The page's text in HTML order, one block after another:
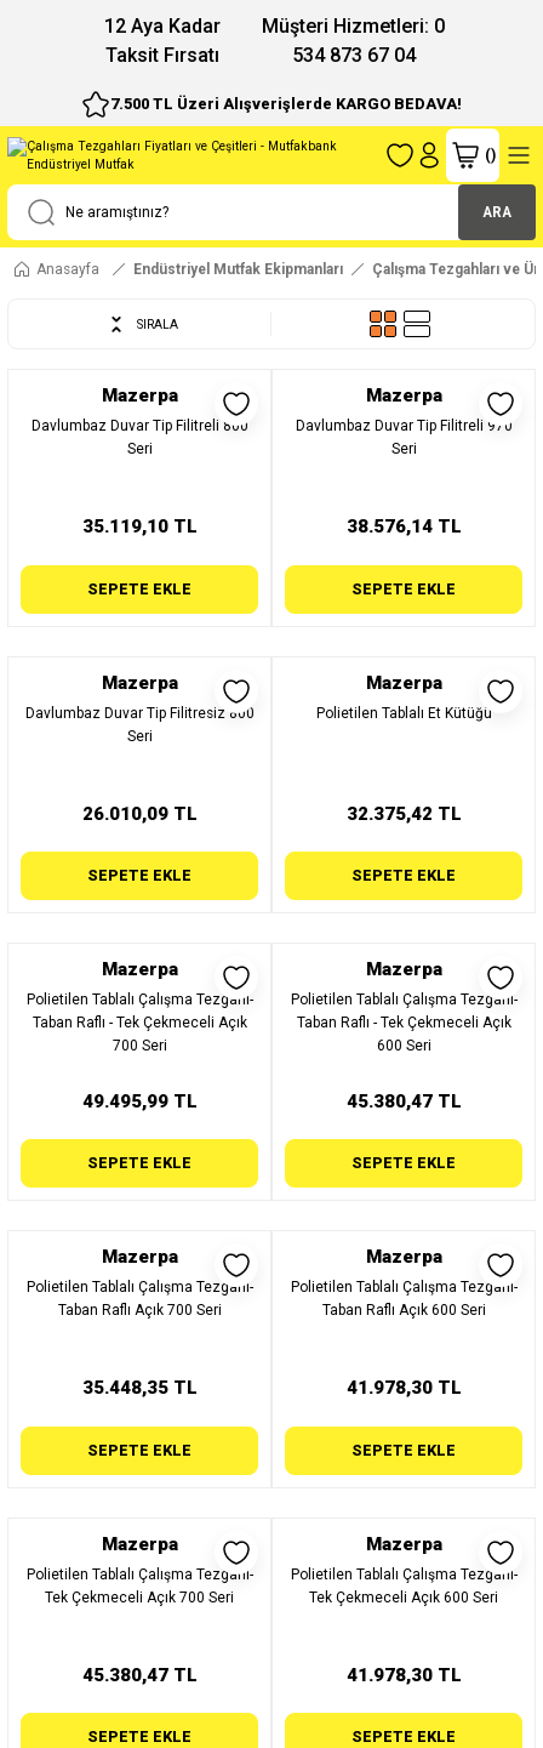
12 Aya Kadar
Taksit Fırsatı
Müşteri Hizmetleri: 0
534 873 67 04
7.500 TL Üzeri Alışverişlerde KARGO BEDAVA!
ARA
()
Anasayfa Endüstriyel Mutfak Ekipmanları Çalışma Tezgahları ve
SIRALA
Mazerpa
Davlumbaz Duvar Tip Filitreli 800
Seri
35.119,10 TL
SEPETE EKLE
Mazerpa
Davlumbaz Duvar Tip Filitreli 970
Seri
38.576,14 TL
SEPETE EKLE
Mazerpa
Davlumbaz Duvar Tip Filitresiz 800
Seri
26.010,09 TL
SEPETE EKLE
Mazerpa
Polietilen Tablalı Et Kütüğü
32.375,42 TL
SEPETE EKLE
Mazerpa
Polietilen Tablalı Çalışma Tezgahı-
Taban Raflı - Tek Çekmeceli Açık
700 Seri
49.495,99 TL
SEPETE EKLE
Mazerpa
Polietilen Tablalı Çalışma Tezgahı-
Taban Raflı - Tek Çekmeceli Açık
600 Seri
45.380,47 TL
SEPETE EKLE
Mazerpa
Polietilen Tablalı Çalışma Tezgahı-
Taban Raflı Açık 700 Seri
35.448,35 TL
SEPETE EKLE
Mazerpa
Polietilen Tablalı Çalışma Tezgahı-
Taban Raflı Açık 600 Seri
41.978,30 TL
SEPETE EKLE
Mazerpa
Polietilen Tablalı Çalışma Tezgahı-
Tek Çekmeceli Açık 700 Seri
45.380,47 TL
SEPETE EKLE
Mazerpa
Polietilen Tablalı Çalışma Tezgahı-
Tek Çekmeceli Açık 600 Seri
41.978,30 TL
SEPETE EKLE